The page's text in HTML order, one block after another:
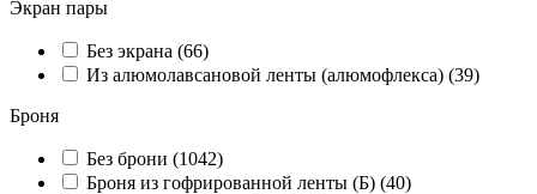
Экран пары
Без экрана (66)
Из алюмолавсановой ленты (алюмофлекса) (39)
Броня
Без брони (1042)
Броня из гофрированной ленты (Б) (40)